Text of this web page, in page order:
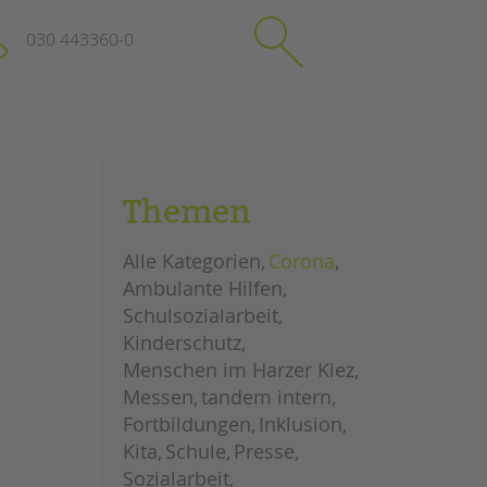
Impressum
Datenschutz
Hinweisgebersystem
Intranet
schließen
030 443360-0
SuchenThemen
Alle Kategorien Corona
Ambulante Hilfen
Schulsozialarbeit
Kinderschutz
Menschen im Harzer Kiez
Messen tandem intern
Fortbildungen Inklusion
Kita Schule Presse
Sozialarbeit